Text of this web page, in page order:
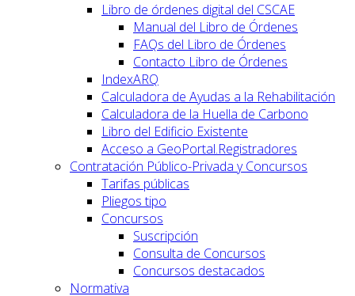
Libro de órdenes digital del CSCAE
Manual del Libro de Órdenes
FAQs del Libro de Órdenes
Contacto Libro de Órdenes
IndexARQ
Calculadora de Ayudas a la Rehabilitación
Calculadora de la Huella de Carbono
Libro del Edificio Existente
Acceso a GeoPortal.Registradores
Contratación Público-Privada y Concursos
Tarifas públicas
Pliegos tipo
Concursos
Suscripción
Consulta de Concursos
Concursos destacados
Normativa